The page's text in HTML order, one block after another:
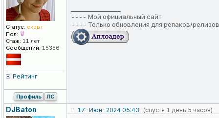
Статус: скрыт
Пол:
Стаж: 11 лет
Сообщений: 15356
Рейтинг
---- Мой официальный сайт
---- Только обновления для репаков/релизов
Профиль ЛС
DJBaton 17-Июн-2024 05:43 (спустя 1 день 5 часов)